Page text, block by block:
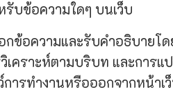
รับข้อความใดๆ บนเว็บ
กข้อความและรับคำอธิบายโด
เคราะห์ตามบริบท และการแ
ารทำงานหรือออกจากหน้าเ